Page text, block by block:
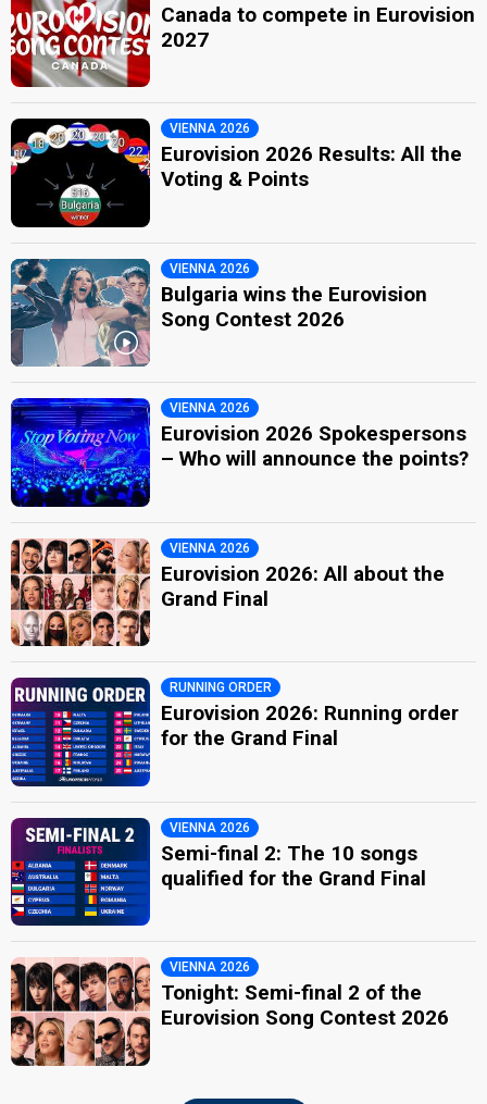
Canada to compete in Eurovision
2027
VIENNA 2026
Eurovision 2026 Results: All the
Voting & Points
VIENNA 2026
Bulgaria wins the Eurovision
Song Contest 2026
VIENNA 2026
Eurovision 2026 Spokespersons
– Who will announce the points?
VIENNA 2026
Eurovision 2026: All about the
Grand Final
RUNNING ORDER
Eurovision 2026: Running order
for the Grand Final
VIENNA 2026
Semi-final 2: The 10 songs
qualified for the Grand Final
VIENNA 2026
Tonight: Semi-final 2 of the
Eurovision Song Contest 2026